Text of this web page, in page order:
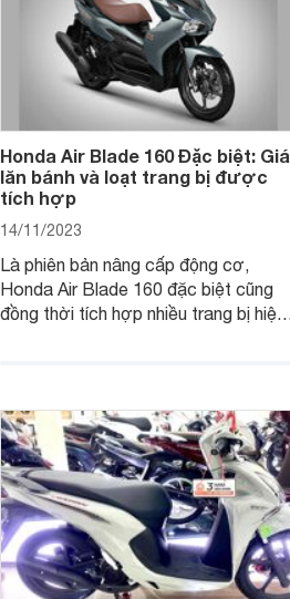
Honda Air Blade 160 Đặc biệt: Giá
lăn bánh và loạt trang bị được
tích hợp
14/11/2023
Là phiên bản nâng cấp động cơ,
Honda Air Blade 160 đặc biệt cũng
đồng thời tích hợp nhiều trang bị hiện